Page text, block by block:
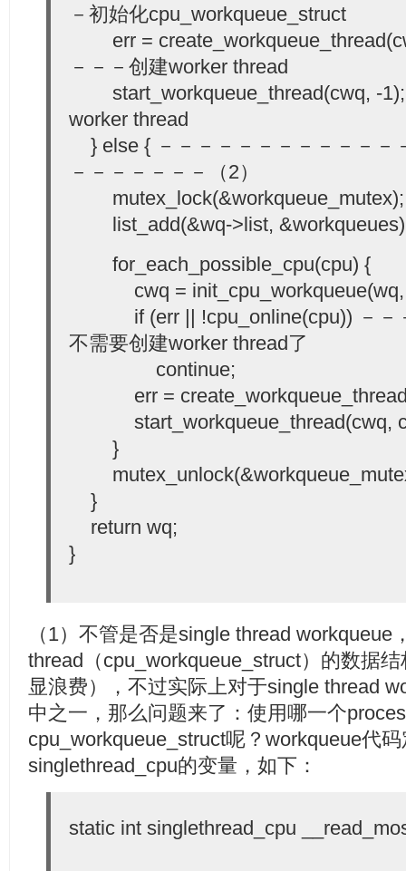
－初始化cpu_workqueue_struct
err =
－－－创建worker thread
start_workqueue_thread(cwq, -1);
worker thread
} else { －－－－－－－－－－－－
－－－－－－－（2）
mutex_lock(&workqueue_mutex);
list_add(&wq->list,
for_each_possible_cpu(cpu) {
cwq = init_cpu_workqueue(wq,
if (err || !cpu_online(cpu)) －－
不需要创建worker thread了
continue;
err =
start_workqueue_thread(cwq,
}
}
return wq;
}
（1）不管是否是single thread workqueue
thread（cpu_workqueue_struct）的数据
显浪费），不过实际上对于single thread
中之一，那么问题来了：使用哪一个
cpu_workqueue_struct呢？workqueue代
singlethread_cpu的变量，如下：
static int singlethread_cpu